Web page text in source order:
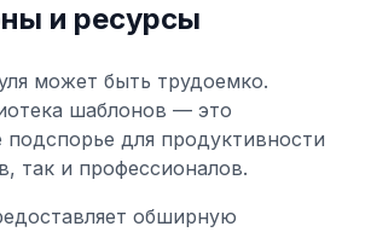
и ресурсы
может быть трудоемко.
шаблонов — это
подспорье для продуктивности
так и профессионалов.
обширную